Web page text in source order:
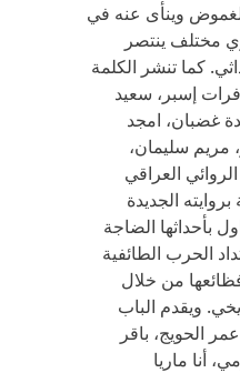
وينأى عنه في
مختلف ينتصر
كما تنشر الكلمة
إسبر، سعيد
غضبان، امجد
مريم سليمان،
العراقي
الجديدة
بأحداثها الضاجة
الحرب الطائفية
2005-2007 وفظائعها من خلال
ويقدم الباب
الحويج، باقر
أنا ماريا